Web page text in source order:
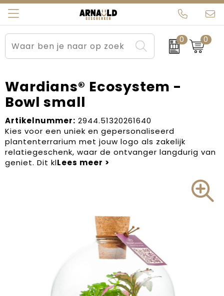
0 0
Relatiegeschenken
Sportkleding
Werkkleding
Kleding en textiel
Tassen
Beurs en Evenementen
Brievenbuspakketten
Carnaval
Dag van de Zorg
Kerstartikelen
Voetbal, EK en WK
Arnauld Kerstpakketten
MijnEigenKadootje
Ons team
Contact
Blogs
Wardians® Ecosystem -
Bowl small
Artikelnummer: 2944.51320261640
Kies voor een uniek en gepersonaliseerd
plantenterrarium met jouw logo als zakelijk
relatiegeschenk, waar de ontvanger langdurig van
geniet. Dit kl